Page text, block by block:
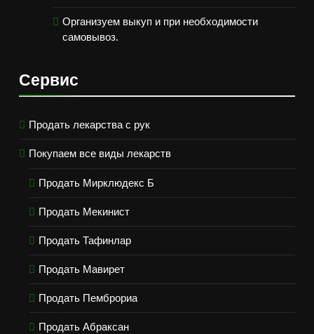
Организуем выкуп и при необходимости
самовывоз.
Сервис
Продать лекарства с рук
Покупаем все виды лекарств
Продать Мирклюдекс Б
Продать Мекинист
Продать Тафинлар
Продать Мавирет
Продать Пемброриа
Продать Абраксан